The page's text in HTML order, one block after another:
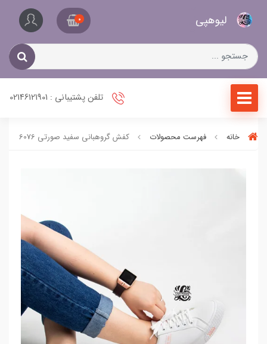
لیو‌هپی 0
تلفن پشتیبانی : 02146121901
خانه فهرست محصولات کفش گروهبانی سفید صورتی 6076